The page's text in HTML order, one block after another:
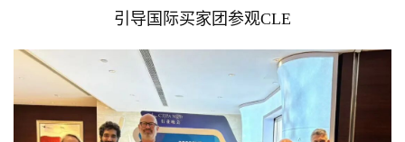
引导国际买家团参观CLE